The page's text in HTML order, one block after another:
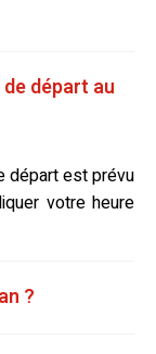
départ au
départ est prévu
votre heure
?